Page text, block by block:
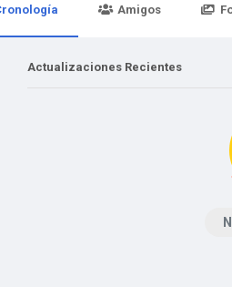
Amigos
Actualizaciones Recientes